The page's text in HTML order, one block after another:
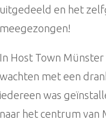
uitgedeeld en het
meegezongen!
In Host Town
wachten met een
iedereen was
naar het centrum van